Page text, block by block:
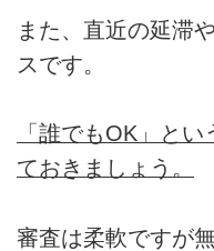
また、直近の延滞
スです。
「誰でもOK」と
ておきましょう。
審査は柔軟ですが